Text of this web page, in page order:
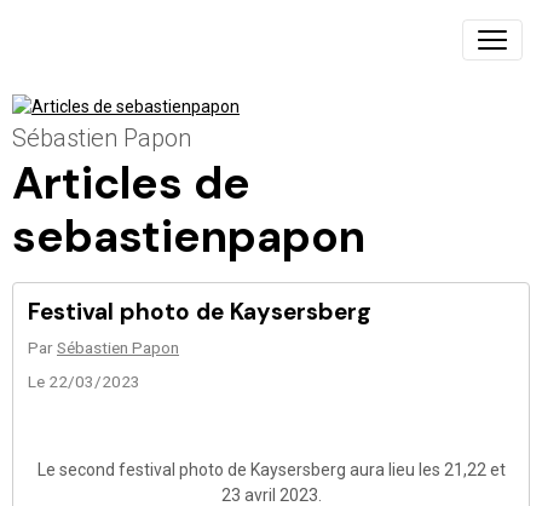
Sébastien Papon
Articles de
sebastienpapon
Festival photo de Kaysersberg
ParSébastien Papon
Le 22/03/2023
Le second festival photo de Kaysersberg aura lieu les 21,22 et
23 avril 2023.